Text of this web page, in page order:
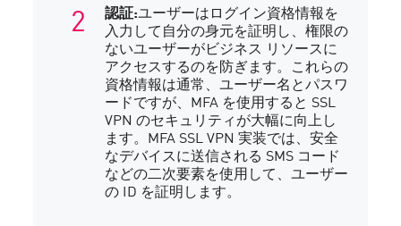
認証:ユーザーはログイン資格情報を
入力して自分の身元を証明し、権限の
ないユーザーがビジネス リソースに
アクセスするのを防ぎます。これらの
資格情報は通常、ユーザー名とパスワ
ードですが、MFA を使用すると SSL
VPN のセキュリティが大幅に向上し
ます。MFA SSL VPN 実装では、安全
なデバイスに送信される SMS コード
などの二次要素を使用して、ユーザー
の ID を証明します。